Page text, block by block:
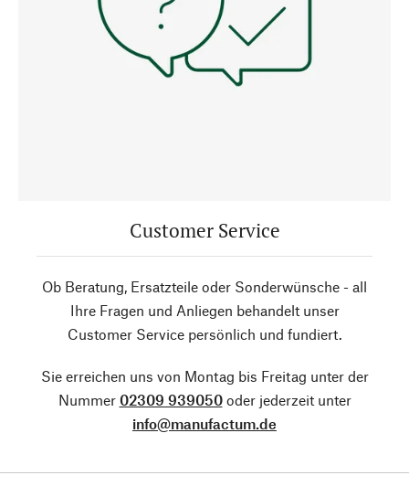
Customer Service
Ob Beratung, Ersatzteile oder Sonderwünsche - all
Ihre Fragen und Anliegen behandelt unser
Customer Service persönlich und fundiert.
Sie erreichen uns von Montag bis Freitag unter der
Nummer 02309 939050oder jederzeit unter
info@manufactum.de